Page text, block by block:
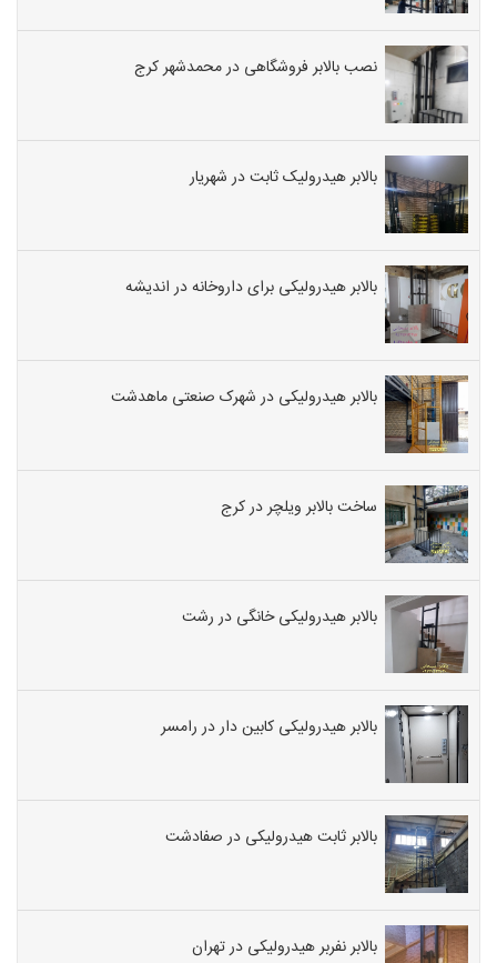
نصب بالابر فروشگاهی در محمدشهر کرج
بالابر هیدرولیک ثابت در شهریار
بالابر هیدرولیکی برای داروخانه در اندیشه
بالابر هیدرولیکی در شهرک صنعتی ماهدشت
ساخت بالابر ویلچر در کرج
بالابر هیدرولیکی خانگی در رشت
بالابر هیدرولیکی کابین دار در رامسر
بالابر ثابت هیدرولیکی در صفادشت
بالابر نفربر هیدرولیکی در تهران